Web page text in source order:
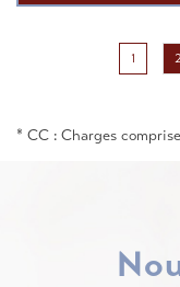
1 2
* CC : Charges